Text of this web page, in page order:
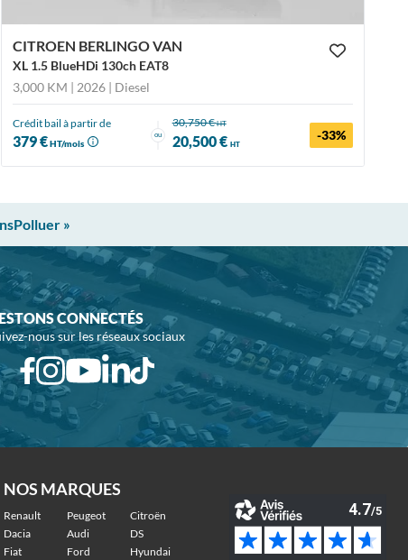
CITROEN BERLINGO VAN
XL 1.5 BlueHDi 130ch EAT8
3,000 KM | 2026 | Diesel
Crédit bail à partir de
379 €HT/mois
ou
30,750 €HT
20,500 € HT
-33%
»
CONNECTÉS
nous sur les réseaux sociaux
NOS MARQUES
Renault Peugeot
Citroën
Dacia
Audi
DS
Fiat
Ford Hyundai